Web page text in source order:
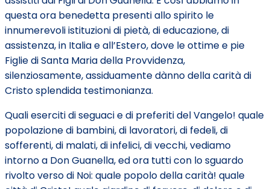
questa ora benedetta presenti allo spirito le
innumerevoli istituzioni di pietà, di educazione, di
assistenza, in Italia e all’Estero, dove le ottime e pie
Figlie di Santa Maria della Provvidenza,
silenziosamente, assiduamente dànno della carità di
Cristo splendida testimonianza.
Quali eserciti di seguaci e di preferiti del Vangelo! quale
popolazione di bambini, di lavoratori, di fedeli, di
sofferenti, di malati, di infelici, di vecchi, vediamo
intorno a Don Guanella, ed ora tutti con lo sguardo
rivolto verso di Noi: quale popolo della carità! quale